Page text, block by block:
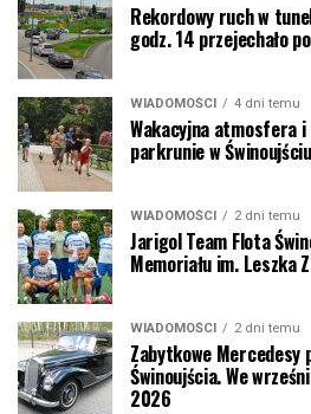
Rekordowy ruch w
godz. 14 przejechało
WIADOMOŚCI 4 dni temu
Wakacyjna atmosfera
parkrunie w Świnoujściu
WIADOMOŚCI 2 dni temu
Jarigol Team Flota
Memoriału im. Leszka
WIADOMOŚCI 2 dni temu
Zabytkowe Mercedesy
Świnoujścia. We
2026